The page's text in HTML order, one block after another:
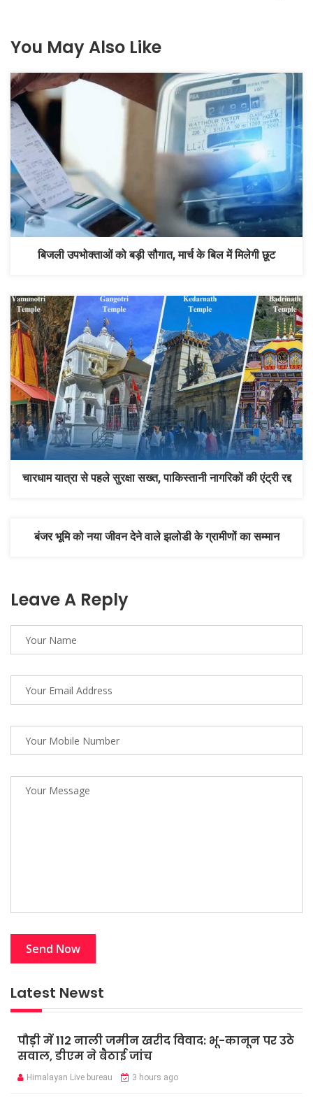
You May Also Like
बिजली उपभोक्ताओं को बड़ी सौगात, मार्च के बिल में मिलेगी छूट
चारधाम यात्रा से पहले सुरक्षा सख्त, पाकिस्तानी नागरिकों की एंट्री रद्द
बंजर भूमि को नया जीवन देने वाले झलोडी के ग्रामीणों का सम्मान
Leave A Reply
Latest Newst
पौड़ी में 112 नाली जमीन खरीद विवाद: भू-कानून पर उठे
सवाल, डीएम ने बैठाई जांच
Himalayan Live bureau 3 hours ago